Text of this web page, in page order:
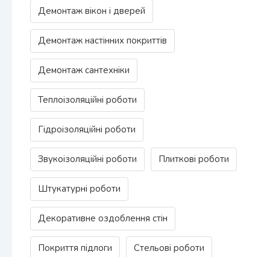
Демонтаж вікон і дверей
Демонтаж настінних покриттів
Демонтаж сантехніки
Теплоізоляційні роботи
Гідроізоляційні роботи
Звукоізоляційні роботи Плиткові роботи
Штукатурні роботи
Декоративне оздоблення стін
Покриття підлоги Стельові роботи